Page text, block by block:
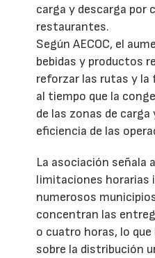
carga y descarga por
restaurantes.
Según AECOC, el
bebidas y productos
reforzar las rutas y la
al tiempo que la
de las zonas de carga
eficiencia de las
La asociación señala
limitaciones horarias
numerosos
concentran las
o cuatro horas, lo
sobre la distribución